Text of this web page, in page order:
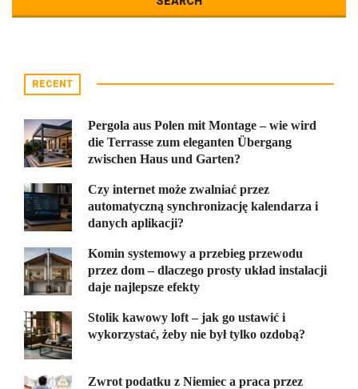
RECENT
Pergola aus Polen mit Montage – wie wird
die Terrasse zum eleganten Übergang
zwischen Haus und Garten?
Czy internet może zwalniać przez
automatyczną synchronizację kalendarza i
danych aplikacji?
Komin systemowy a przebieg przewodu
przez dom – dlaczego prosty układ instalacji
daje najlepsze efekty
Stolik kawowy loft – jak go ustawić i
wykorzystać, żeby nie był tylko ozdobą?
Zwrot podatku z Niemiec a praca przez